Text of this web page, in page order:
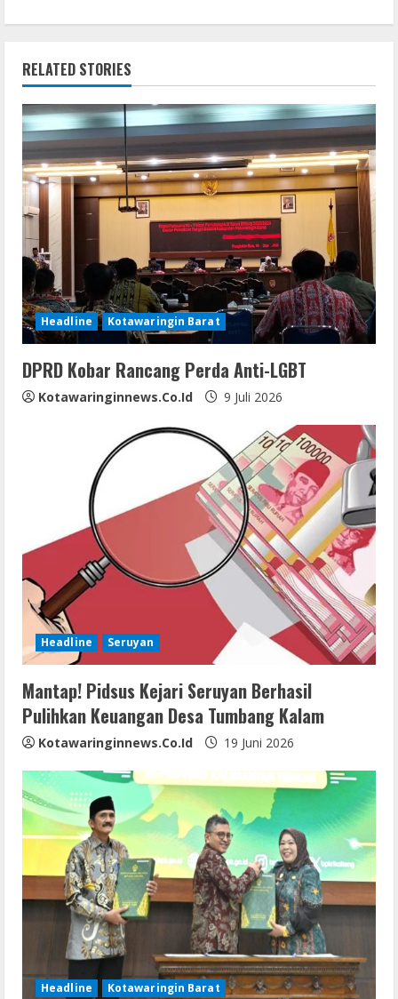
i
n
u
e
R
e
a
d
i
n
g
RELATED STORIES
Headline Kotawaringin Barat
DPRD Kobar Rancang Perda Anti-LGBT
Kotawaringinnews.co.id 9 Juli 2026
Headline Seruyan
Mantap! Pidsus Kejari Seruyan Berhasil
Pulihkan Keuangan Desa Tumbang Kalam
Kotawaringinnews.co.id 19 Juni 2026
Headline Kotawaringin Barat